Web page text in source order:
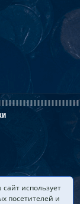
использует
посетителей и